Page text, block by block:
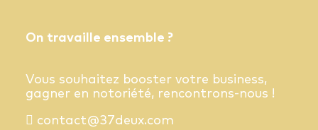
On travaille ensemble ?
Vous souhaitez booster votre business,
gagner en notoriété, rencontrons-nous !
contact@37deux.com